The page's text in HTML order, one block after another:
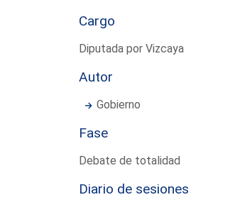
Cargo
Diputada por Vizcaya
Autor
Gobierno
Fase
Debate de totalidad
Diario de sesiones